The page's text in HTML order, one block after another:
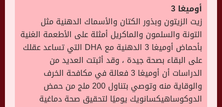
أوميغا3
زيت الزيتون وبذور الكتان والأسماك الدهنية مثل
التونة والسلمون والماكريل أمثلة على الأطعمة الغنية
بأحماض أوميغا 3 الدهنية مع DHA التي تساعد عقلك
على البقاء بصحة جيدة ، وقد أثبتت العديد من
الدراسات أن أوميغا 3 فعالة في مكافحة الخرف
والوقاية منه وتوصي بتناول 200 ملج من حمض
الدوكوساهيكسانويك يوميًا لتحقيق صحة دماغية